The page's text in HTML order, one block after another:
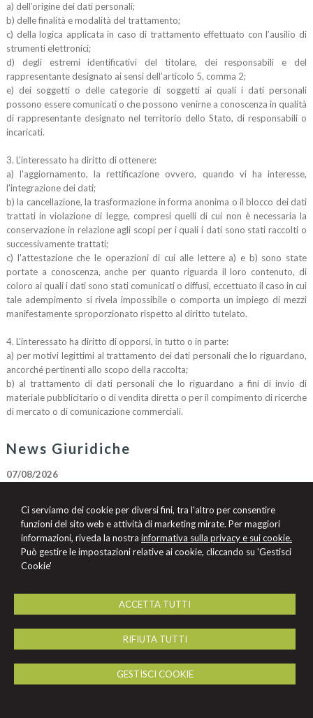
Ci serviamo dei cookie per diversi fini, tra l'altro per consentire
funzioni del sito web e attività di marketing mirate. Per maggiori
informazioni, riveda la nostra informativa sulla privacy e sui cookie.
Può gestire le impostazioni relative ai cookie, cliccando su 'Gestisci
Cookie'
ACCETTA TUTTI
RIFIUTA TUTTI
GESTISCI COOKIE
a) dell’origine dei dati personali;
b) delle finalità e modalità del trattamento;
c) della logica applicata in caso di trattamento effettuato con l’ausilio di
strumenti elettronici;
d) degli estremi identificativi del titolare, dei responsabili e del
rappresentante designato ai sensi dell’articolo 5, comma 2;
e) dei soggetti o delle categorie di soggetti ai quali i dati personali
possono essere comunicati o che possono venirne a conoscenza in qualità
di rappresentante designato nel territorio dello Stato, di responsabili o
incaricati.
3. L’interessato ha diritto di ottenere:
a) l'aggiornamento, la rettificazione ovvero, quando vi ha interesse,
l'integrazione dei dati;
b) la cancellazione, la trasformazione in forma anonima o il blocco dei dati
trattati in violazione di legge, compresi quelli di cui non è necessaria la
conservazione in relazione agli scopi per i quali i dati sono stati raccolti o
successivamente trattati;
c) l'attestazione che le operazioni di cui alle lettere a) e b) sono state
portate a conoscenza, anche per quanto riguarda il loro contenuto, di
coloro ai quali i dati sono stati comunicati o diffusi, eccettuato il caso in cui
tale adempimento si rivela impossibile o comporta un impiego di mezzi
manifestamente sproporzionato rispetto al diritto tutelato.
4. L’interessato ha diritto di opporsi, in tutto o in parte:
a) per motivi legittimi al trattamento dei dati personali che lo riguardano,
ancorché pertinenti allo scopo della raccolta;
b) al trattamento di dati personali che lo riguardano a fini di invio di
materiale pubblicitario o di vendita diretta o per il compimento di ricerche
di mercato o di comunicazione commerciali.
News Giuridiche
07/08/2026
07/08/2026
AI Act: ok definitivo ai decreti su governance e attività di polizia. Il Cdm
vara la riforma del sistema 231
07/08/2026
Chiara Nervi
C.so Duca degli Abruzzi, 6 -Torino10128,TO
011.540660